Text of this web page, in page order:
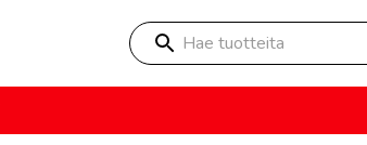
Hae tuotteita